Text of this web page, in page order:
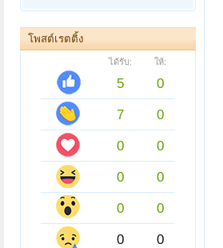
โพสต์เรตติ้ง
ได้รับ: ให้:
5
0
7
0
0
0
0
0
0
0
0
0